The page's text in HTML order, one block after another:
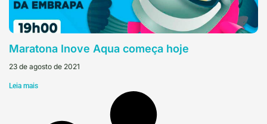
Maratona Inove Aqua começa hoje
23 de agosto de 2021
Leia mais